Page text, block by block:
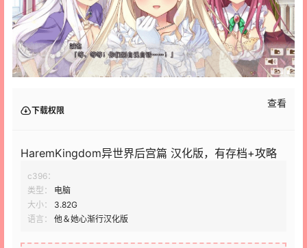
下载权限
查看
HaremKingdom异世界后宫篇 汉化版，有存档+攻略
c396：
类型：
电脑
大小：
3.82G
语言：
他＆她心渐行汉化版